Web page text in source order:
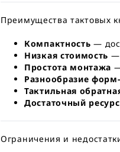
Преимущества тактовых
Компактность —
Низкая стоимость —
Простота монтажа
Разнообразие
Тактильная
Достаточный ресурс
Ограничения и